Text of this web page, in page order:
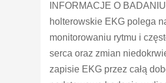
INFORMACJE O
holterowskie EKG polega
monitorowaniu rytmu i
serca oraz zmian
zapisie EKG przez całą